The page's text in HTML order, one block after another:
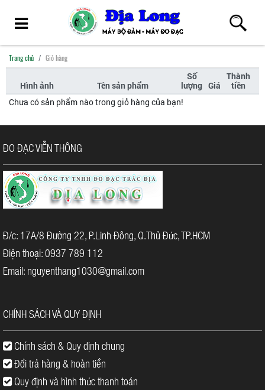
Trang chủ Giỏ hàng
Hình ảnh Tên sản phẩm
Số
lượng Giá
Thành
tiền
Chưa có sản phẩm nào trong giỏ hàng của bạn!
ĐO ĐẠC VIỄN THÔNG
Đ/c: 17A/8 Đường 22, P.Linh Đông, Q.Thủ Đức, TP.HCM
Điện thoại: 0937 789 112
Email: nguyenthang1030@gmail.com
CHÍNH SÁCH VÀ QUY ĐỊNH
Chính sách & Quy định chung
Đổi trả hàng & hoàn tiền
Quy định và hình thức thanh toán